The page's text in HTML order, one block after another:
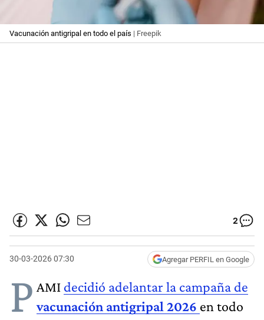
Vacunación antigripal en todo el país | Freepik
2
30-03-2026 07:30 Agregar PERFIL en Google
P AMI decidió adelantar la campaña de
vacunación antigripal 2026 en todo